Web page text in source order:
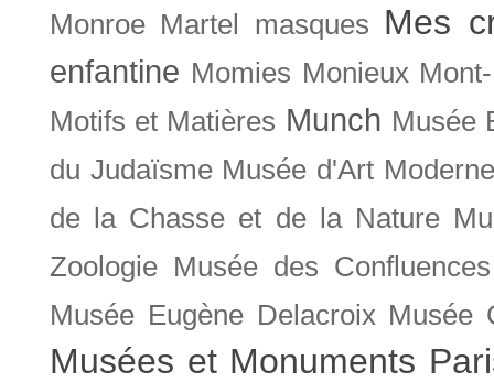
Monroe Martel masques Mes
enfantine Momies Monieux
Motifs et Matières Munch Musée
du Judaïsme Musée d'Art
de la Chasse et de la Nature
Zoologie Musée des Confluences
Musée Eugène Delacroix Musée
Musées et Monuments